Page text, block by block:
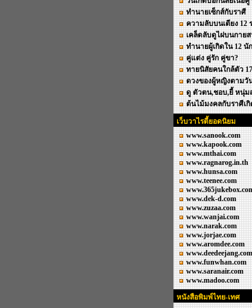
ทำนายเซ็กส์กับราศี
ความลับบนเตียง 12
เคล็ดลับดูไฝบนกายส
ทำนายผู้เกิดใน 12 นั
คู่แต่ง คู่รัก คู่ขา?
ทายนิสัยคนใกล้ตัว 17
ดวงของผู้หญิงตามวั
ดู ตัวตน,ชอบ,ยี้ หนุ่ม
ต้นไม้มงคลกับราศีเกิ
เว็บวาไรตี้ยอดนิยม
www.sanook.com
www.kapook.com
www.mthai.com
www.ragnarog.in.th
www.hunsa.com
www.teenee.com
www.dek-d.com
www.zuzaa.com
www.wanjai.com
www.narak.com
www.jorjae.com
www.aromdee.com
www.deedeejang.com
www.funwhan.com
www.saranair.com
www.madoo.com
หนังสือพิมพ์ไทย-เทศ